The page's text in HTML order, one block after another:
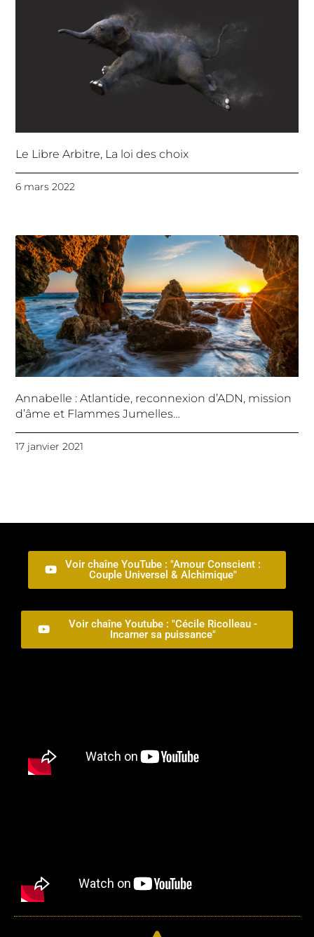
Le Libre Arbitre, La loi des choix
6 mars 2022
Annabelle : Atlantide, reconnexion d’ADN, mission
d’âme et Flammes Jumelles…
17 janvier 2021
Voir chaîne YouTube : "Amour Conscient :
Couple Universel & Alchimique"
Voir chaîne Youtube : "Cécile Ricolleau -
Incarner sa puissance"